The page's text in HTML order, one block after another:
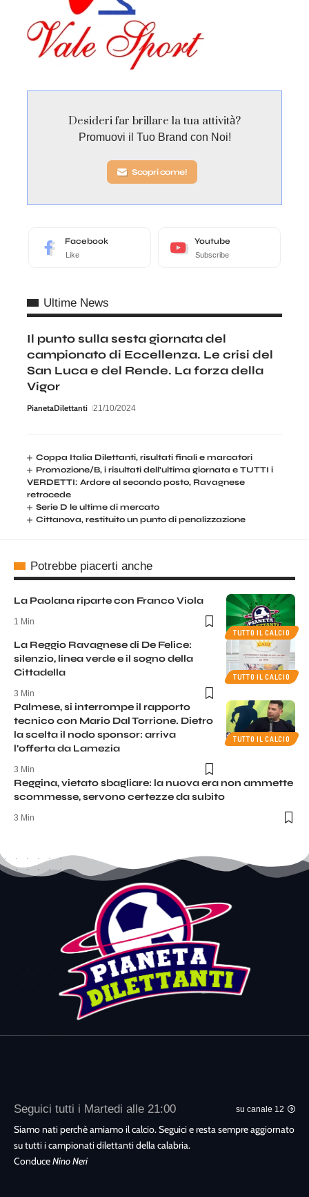
Desideri far brillare la tua attività?
Promuovi il Tuo Brand con Noi!
Scopri come!
Facebook
Like
Youtube
Subscribe
Ultime News
Il punto sulla sesta giornata del
campionato di Eccellenza. Le crisi del
San Luca e del Rende. La forza della
Vigor
PianetaDilettanti 21/10/2024
Coppa Italia Dilettanti, risultati finali e marcatori
Promozione/B, i risultati dell’ultima giornata e TUTTI i
VERDETTI: Ardore al secondo posto, Ravagnese
retrocede
Serie D le ultime di mercato
Cittanova, restituito un punto di penalizzazione
Potrebbe piacerti anche
TUTTO IL CALCIO
La Paolana riparte con Franco Viola
1 Min
TUTTO IL CALCIO
La Reggio Ravagnese di De Felice:
silenzio, linea verde e il sogno della
Cittadella
3 Min
TUTTO IL CALCIO
Palmese, si interrompe il rapporto
tecnico con Mario Dal Torrione. Dietro
la scelta il nodo sponsor: arriva
l’offerta da Lamezia
3 Min
Reggina, vietato sbagliare: la nuova era non ammette
scommesse, servono certezze da subito
3 Min
Seguici tutti i Martedi alle 21:00 su canale 12
Siamo nati perchè amiamo il calcio. Seguici e resta sempre aggiornato
su tutti i campionati dilettanti della calabria.
ConduceNino Neri